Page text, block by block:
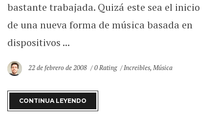
bastante trabajada. Quizá este sea el inicio
de una nueva forma de música basada en
dispositivos ...
22 de febrero de 2008 0 Rating Increibles,Música
CONTINUA LEYENDO